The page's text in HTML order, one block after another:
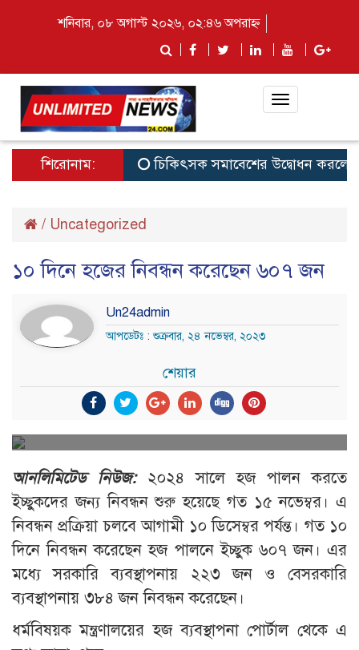
শনিবার, ০৮ অগাস্ট ২০২৬, ০২:৪৬ অপরাহ্ন
Toggle
শিরোনাম: চিকিৎসক সমাবেশের উদ্বোধন করলেন
/ Uncategorized
১০ দিনে হজের নিবন্ধন করেছেন ৬০৭ জন
Un24admin
আপডেটঃ : শুক্রবার, ২৪ নভেম্বর, ২০২৩
শেয়ার
আনলিমিটেড নিউজ:২০২৪ সালে হজ পালন করতে
ইচ্ছুকদের জন্য নিবন্ধন শুরু হয়েছে গত ১৫ নভেম্বর। এ
নিবন্ধন প্রক্রিয়া চলবে আগামী ১০ ডিসেম্বর পর্যন্ত। গত ১০
দিনে নিবন্ধন করেছেন হজ পালনে ইচ্ছুক ৬০৭ জন। এর
মধ্যে সরকারি ব্যবস্থাপনায় ২২৩ জন ও বেসরকারি
ব্যবস্থাপনায় ৩৮৪ জন নিবন্ধন করেছেন।
ধর্মবিষয়ক মন্ত্রণালয়ের হজ ব্যবস্থাপনা পোর্টাল থেকে এ